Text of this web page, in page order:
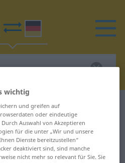
fairy-tale
Übersetzung für
wichtig
und greifen auf
oder eindeutige
Auswahl von Akzeptieren
für die unter „Wir und unsere
Dienste bereitzustellen“
deaktiviert sind, sind manche
nicht mehr so relevant für Sie. Sie